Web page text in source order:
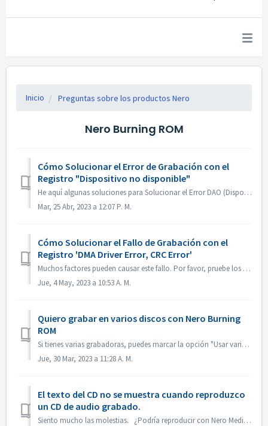
Inicio Preguntas sobre los productos Nero
Nero Burning ROM
Cómo Solucionar el Error de Grabación con el
Registro "Dispositivo no disponible"
He aquí algunas soluciones para Solucionar el Error DAO (Dispositivo no disponible). Actualizar o Deshacer el Firmware del Driver La mayoría de las veces ...
Mar, 25 Abr, 2023 a 12:07 P. M.
Cómo Solucionar el Fallo de Grabación con el
Registro 'DMA Driver Error, CRC Error'
Muchos factores pueden causar este fallo. Por favor, pruebe los siguientes métodos: 1. Cambie los cables de datos de la grabadora; 2. 2. Si está utilizando...
Jue, 4 May, 2023 a 10:53 A. M.
Quiero grabar en varios discos con Nero Burning
ROM
Si tienes varias grabadoras, puedes marcar la opción "Usar varias grabadoras" en la pestaña Grabar antes de grabar. Si no tienes varias grabado...
Jue, 30 Mar, 2023 a 11:28 A. M.
El texto del CD no se muestra cuando reproduzco
un CD de audio grabado.
Siento mucho las molestias. ¿Podría reproducir con Nero MediaHome y comprobar los metadatos? Tus reproductores deben soportar la lectura del texto del CD....